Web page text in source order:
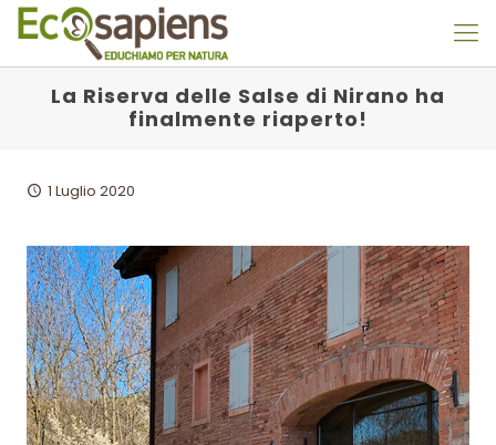
La Riserva delle Salse di Nirano ha
finalmente riaperto!
1 Luglio 2020